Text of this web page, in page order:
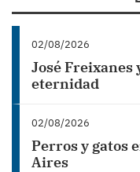
02/08/2026
José Freixanes
eternidad
02/08/2026
Perros y gatos
Aires